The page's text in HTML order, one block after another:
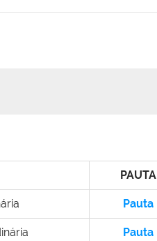
PAUTA
Pauta
Pauta